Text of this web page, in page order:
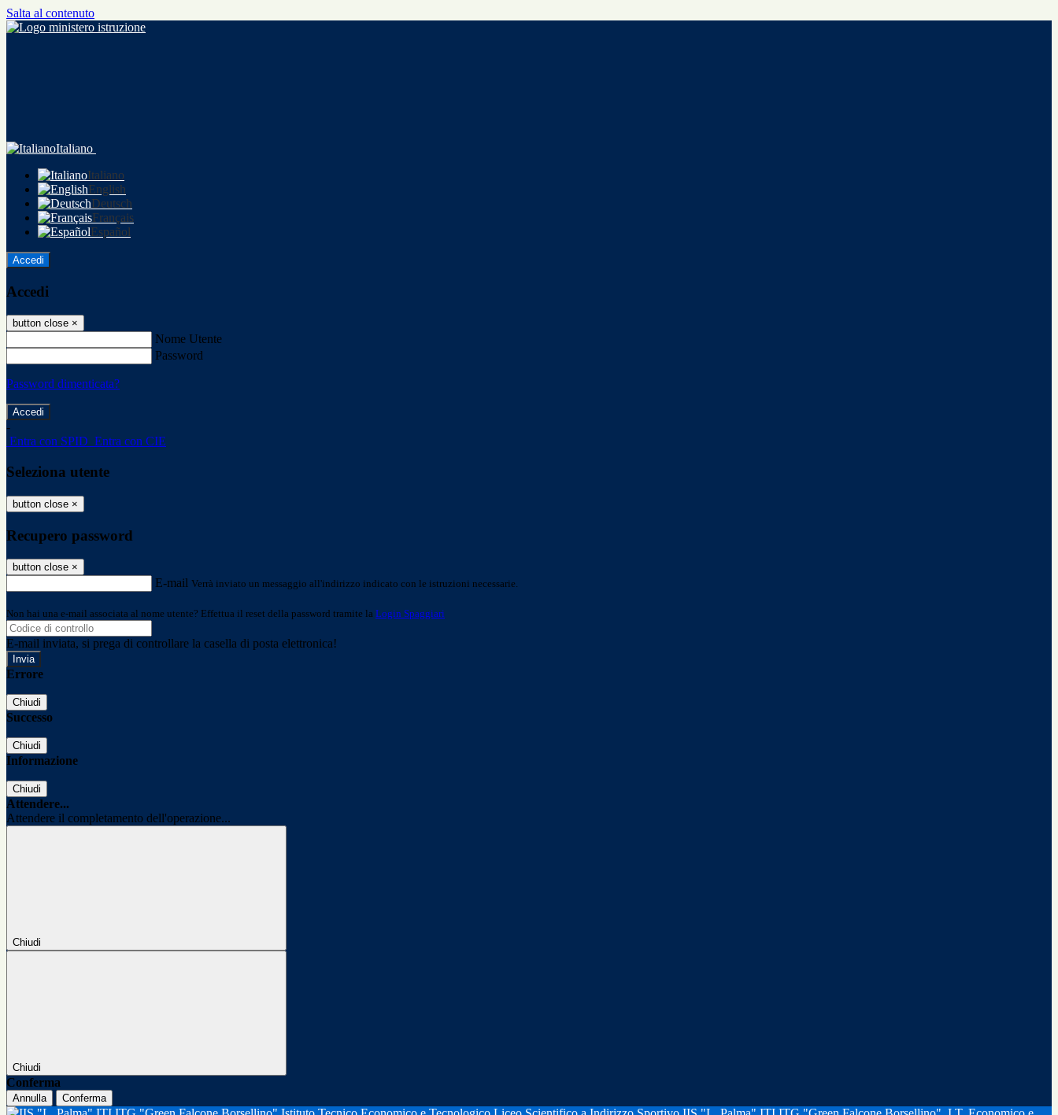
Salta al contenuto
Italiano
Italiano
English
Deutsch
Français
Español
Accedi
Accedi
button close ×
Nome Utente
Password
Password dimenticata?
-
Entra con SPID Entra con CIE
Seleziona utente
button close ×
Recupero password
button close ×
E-mail Verrà inviato un messaggio all'indirizzo indicato con le istruzioni necessarie.
Non hai una e-mail associata al nome utente? Effettua il reset della password tramite la Login Spaggiari
E-mail inviata, si prega di controllare la casella di posta elettronica!
Errore
Chiudi
Successo
Chiudi
Informazione
Chiudi
Attendere...
Attendere il completamento dell'operazione...
Chiudi
Chiudi
Conferma
Annulla Conferma